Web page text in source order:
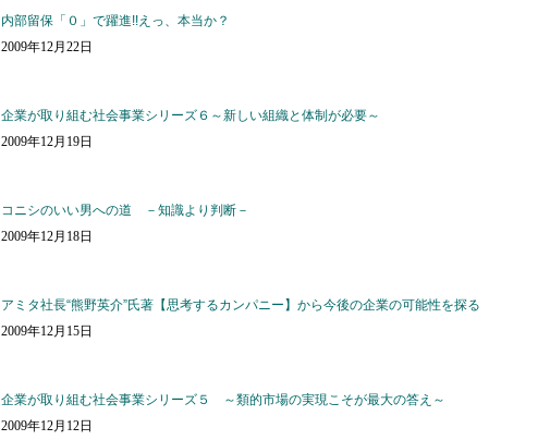
内部留保「０」で躍進!!えっ、本当か？
2009年12月22日
企業が取り組む社会事業シリーズ６～新しい組織と体制が必要～
2009年12月19日
コニシのいい男への道 －知識より判断－
2009年12月18日
アミタ社長“熊野英介”氏著【思考するカンパニー】から今後の企業の可能性を探る
2009年12月15日
企業が取り組む社会事業シリーズ５ ～類的市場の実現こそが最大の答え～
2009年12月12日